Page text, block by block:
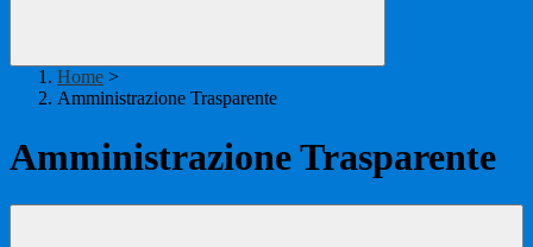
Home >
Amministrazione Trasparente
Amministrazione Trasparente